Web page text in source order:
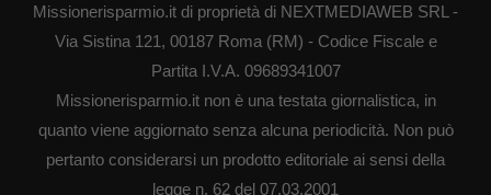
Missionerisparmio.it di proprietà di NEXTMEDIAWEB SRL -
Via Sistina 121, 00187 Roma (RM) - Codice Fiscale e
Partita I.V.A. 09689341007
Missionerisparmio.it non è una testata giornalistica, in
quanto viene aggiornato senza alcuna periodicità. Non può
pertanto considerarsi un prodotto editoriale ai sensi della
legge n. 62 del 07.03.2001